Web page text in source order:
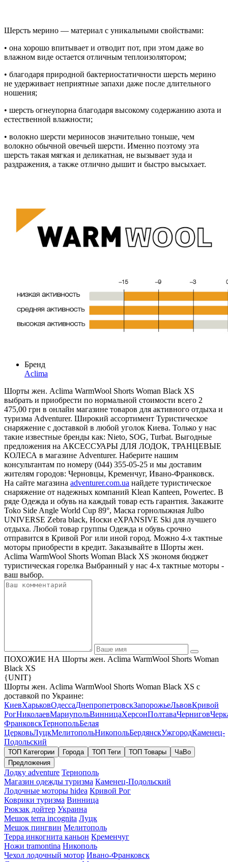
Шерсть мерино — материал с уникальными свойствами:
• она хорошо впитывает и отводит пот, при этом даже во
влажном виде остается отличным теплоизолятором;
• благодаря природной бактериостатичности шерсть мерино
не удерживает неприятные запахи даже после длительного
ношения;
• шерсть огнеупорна благодаря высокому содержанию азота и
естественной влажности;
• волокно шерсти мериносов значительно тоньше, чем
волокно обычной овечьей шерсти. Именно поэтому эта
шерсть такая мягкая и деликатная, не вызывает зуда и
раздражения, а также отлично дышит и быстро высыхает.
Бренд
Aclima
Шорты жен. Aclima WarmWool Shorts Woman Black XS
выбрать и приобрести по нормальной стоимости всего 2
475,00 грн в онлайн магазине товаров для активного отдыха и
туризма Adventurer. Широкий ассортимент Туристическое
снаряжение с доставкой в любой уголок Киева. Только у нас
такие известные бренды как: Nieto, SOG, Turbat. Выгодные
предложения на АКСЕССУАРЫ ДЛЯ ЛОДОК, ТРАНЦЕВЫЕ
КОЛЕСА в магазине Adventurer. Наберите нашим
консультантам по номеру (044) 355-05-25 и мы доставим
жителям городов: Черновцы, Кременчуг, Ивано-Франковск.
На сайте магазина adventurer.com.ua найдете туристическое
снаряжение от надежных компаний Klean Kanteen, Powertec. В
ряде Одежда и обувь на каждый товар есть гарантия. Закажите
Toko Side Angle World Cup 89°, Маска горнолыжная Julbo
UNIVERSE Zebra black, Носки eXPANSIVE Ski для лучшего
отдыха. Любой товар группы Одежда и обувь срочно
отправится в Кривой Рог или иной город. Можно 4-х тактные
моторы приобрести в кредит. Заказывайте в Шорты жен.
Aclima WarmWool Shorts Woman Black XS экономя бюджет
туристическая горелка Выбранный у нас 4-х тактные моторы -
ваш выбор.
ПОХОЖИЕ НА Шорты жен. Aclima WarmWool Shorts Woman
Black XS
{UNIT}
Шорты жен. Aclima WarmWool Shorts Woman Black XS с
доставкой по Украине:
КиевХарьковОдессаДнепропетровскЗапорожьеЛьвовКривой
РогНиколаевМариупольВинницаХерсонПолтаваЧернигов
ФранковскТернопольБелая
ЦерковьЛуцкМелитопольНикопольБердянскУжгородКаменец-
Подольский
ТОП Категории Города ТОП Теги ТОП Товары
ЧаВо
Предложения
Лодку adventure Тернополь
Магазин одежды туризма Каменец-Подольский
Лодочные моторы hidea Кривой Рог
Коврики туризма Винница
Рюкзак дойтер Украина
Мешок terra incognita Луцк
Мешок пингвин Мелитополь
Терра инкогнита каньон Кременчуг
Ножи tramontina Никополь
Чехол лодочный мотор Ивано-Франковск